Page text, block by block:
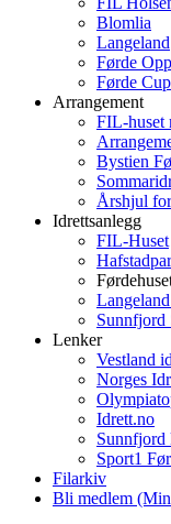
Blomlia
Langeland
Førde Opp
Førde Cup
Arrangement
FIL-huset
Bystien
Årshjul
Idrettsanlegg
FIL-Huset
Sunnfjord
Lenker
Vestland
Norges
Idrett.no
Sunnfjord
Sport1
Filarkiv
Bli medlem